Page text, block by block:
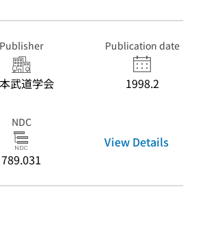
Publisher
武道学会
Publication date
1998.2
NDC
789.031
View Details